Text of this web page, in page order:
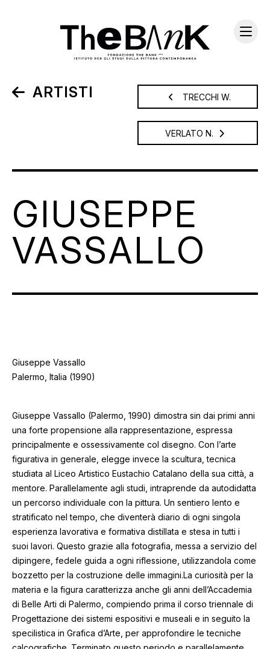
ARTISTI TRECCHI W.
VERLATO N.
GIUSEPPE
VASSALLO
Giuseppe Vassallo
Palermo, Italia (1990)
Giuseppe Vassallo (Palermo, 1990) dimostra sin dai primi anni
una forte propensione alla rappresentazione, espressa
principalmente e ossessivamente col disegno. Con l’arte
figurativa in generale, elegge invece la scultura, tecnica
studiata al Liceo Artistico Eustachio Catalano della sua città, a
mentore. Parallelamente agli studi, intraprende da autodidatta
un percorso individuale con la pittura. Un sentiero lento e
stratificato nel tempo, che diventerà diario di ogni singola
esperienza lavorativa e formativa distillata e stesa in tutti i
suoi lavori. Questo grazie alla fotografia, messa a servizio del
dipingere, fedele guida a ogni riflessione, utilizzandola come
bozzetto per la costruzione delle immagini.La curiosità per la
materia e la figura caratterizza anche gli anni dell’Accademia
di Belle Arti di Palermo, compiendo prima il corso triennale di
Progettazione dei sistemi espositivi e museali e in seguito la
specilistica in Grafica d’Arte, per approfondire le tecniche